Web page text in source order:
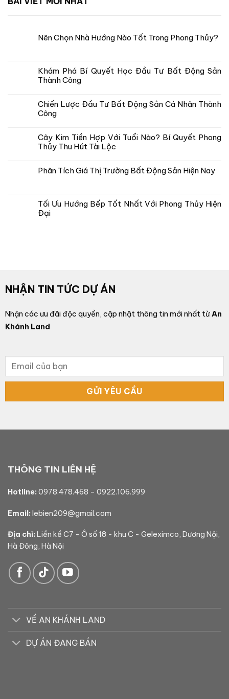
Nên Chọn Nhà Hướng Nào Tốt Trong Phong Thủy?
Khám Phá Bí Quyết Học Đầu Tư Bất Động Sản
Thành Công
Chiến Lược Đầu Tư Bất Động Sản Cá Nhân Thành
Công
Cây Kim Tiền Hợp Với Tuổi Nào? Bí Quyết Phong
Thủy Thu Hút Tài Lộc
Phân Tích Giá Thị Trường Bất Động Sản Hiện Nay
Tối Ưu Hướng Bếp Tốt Nhất Với Phong Thủy Hiện
Đại
NHẬN TIN TỨC DỰ ÁN
Nhận các ưu đãi độc quyền, cập nhật thông tin mới nhất từAn
Khánh Land
THÔNG TIN LIÊN HỆ
Hotline: 0978.478.468 – 0922.106.999
Email: lebien209@gmail.com
Địa chỉ: Liền kề C7 - Ô số 18 - khu C - Geleximco, Dương Nội,
Hà Đông, Hà Nội
VỀ AN KHÁNH LAND
DỰ ÁN ĐANG BÁN